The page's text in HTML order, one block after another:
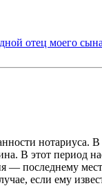
отец моего сына
нотариуса.
В этот период
— последнему
если ему